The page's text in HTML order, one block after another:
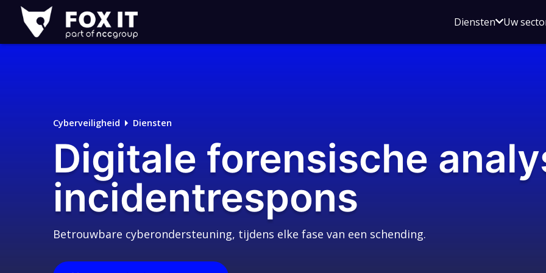
Fox-
IT
Logo
DienstenOpen
voor
Uw
Cyberveiligheid Diensten
Digitale forensische
incidentrespons
Betrouwbare cyberondersteuning, tijdens elke fase van een schending.